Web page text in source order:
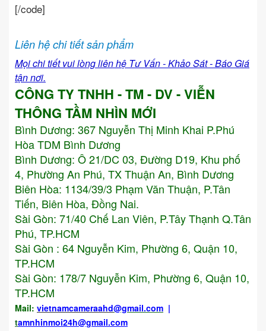
[/code]
Liên hệ chi tiết sản phẩm
Mọi chi tiết vui lòng liên hệ Tư Vấn - Khảo Sát - Báo Giá
tận nơi.
CÔNG TY TNHH - TM - DV - VIỄN
THÔNG TẦM NHÌN MỚI
Bình Dương: 367 Nguyễn Thị Minh Khai P.Phú
Hòa TDM Bình Dương
Bình Dương: Ô 21/DC 03, Đường D19, Khu phố
4, Phường An Phú, TX Thuận An, Bình Dương
Biên Hòa: 1134/39/3 Phạm Văn Thuận, P.Tân
Tiến, Biên Hòa, Đồng Nai.
Sài Gòn: 71/40 Chế Lan Viên, P.Tây Thạnh Q.Tân
Phú, TP.HCM
Sài Gòn : 64 Nguyễn Kim, Phường 6, Quận 10,
TP.HCM
Sài Gòn: 178/7 Nguyễn Kim, Phường 6, Quận 10,
TP.HCM
Mail: vietnamcameraahd@gmail.com |
tamnhinmoi24h@gmail.com